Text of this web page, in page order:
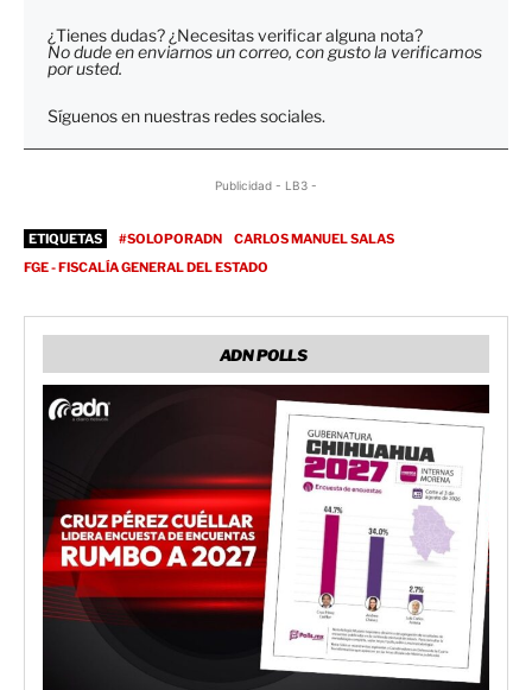
¿Tienes dudas? ¿Necesitas verificar alguna nota?
No dude en enviarnos un correo, con gusto la verificamos
por usted.
Síguenos en nuestras redes sociales.
Publicidad - LB3 -
ETIQUETAS #SOLOPORADN
CARLOS MANUEL SALAS
FGE - FISCALÍA GENERAL DEL ESTADO
ADN POLLS